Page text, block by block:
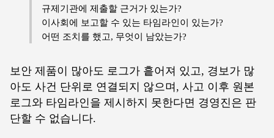
규제기관에 제출할 근거가 있는가?
이사회에 보고할 수 있는 타임라인이 있는가?
어떤 조치를 했고, 무엇이 남았는가?
보안 제품이 많아도 로그가 흩어져 있고, 경보가 많
아도 사건 단위로 연결되지 않으며, 사고 이후 원본
로그와 타임라인을 제시하지 못한다면 경영진은 판
단할 수 없습니다.